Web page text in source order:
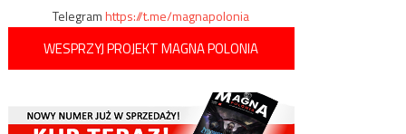
Telegramhttps://t.me/magnapolonia
WESPRZYJ PROJEKT MAGNA POLONIA